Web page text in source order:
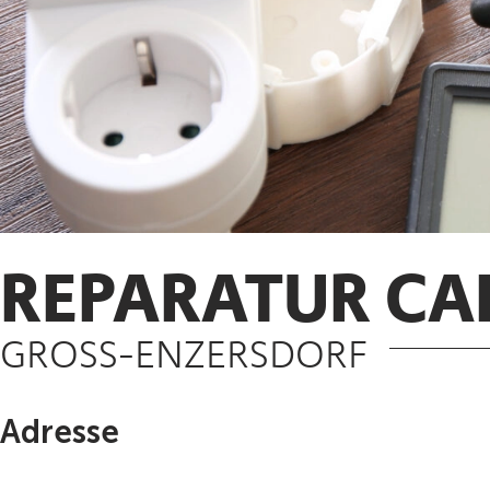
REPARATUR
GROSS-ENZERSDORF
Adresse